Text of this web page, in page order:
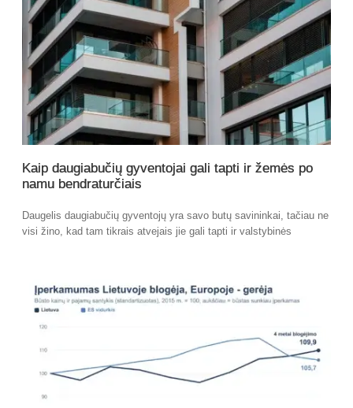
Kaip daugiabučių gyventojai gali tapti ir žemės po
namu bendraturčiais
Daugelis daugiabučių gyventojų yra savo butų savininkai, tačiau ne
visi žino, kad tam tikrais atvejais jie gali tapti ir valstybinės